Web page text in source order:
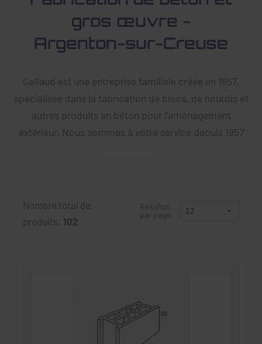
gros œuvre -
Argenton-sur-Creuse
Gallaud est une entreprise familiale créée en 1957,
spécialisée dans la fabrication de blocs, de hourdis et
autres produits en béton pour l’aménagement
extérieur. Nous sommes à votre service depuis 1957
Nombre total de
produits: 102
Résultat
par page: